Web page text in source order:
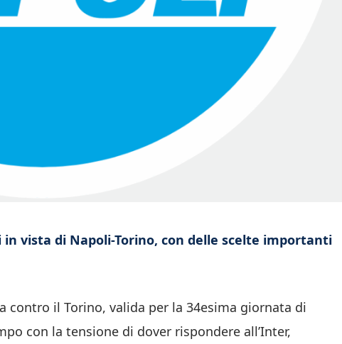
vista di Napoli-Torino, con delle scelte importanti
contro il Torino, valida per la 34esima giornata di
con la tensione di dover rispondere all’Inter,